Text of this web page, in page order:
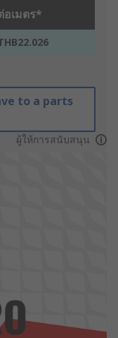
อเมตร*
to a parts
ผู้ให้การสนับสนุน